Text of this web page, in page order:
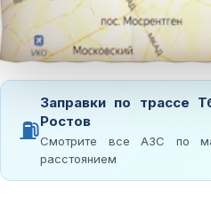
⛽
Заправки по трассе
Ростов
Смотрите все АЗС по
расстоянием